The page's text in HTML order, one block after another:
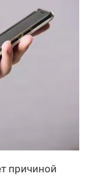
причиной